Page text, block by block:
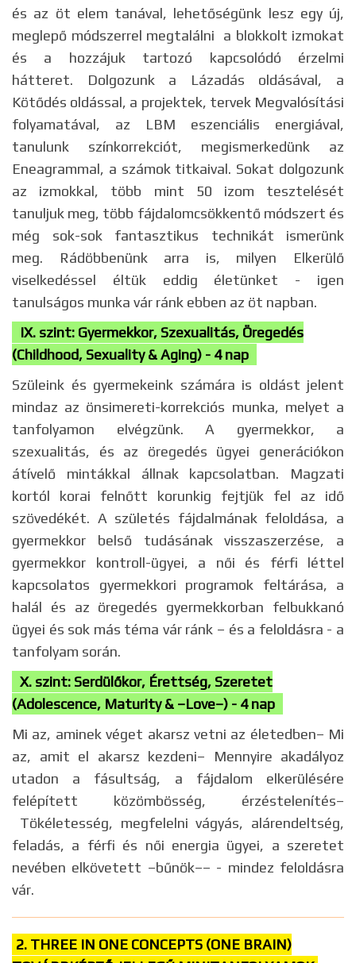
és az öt elem tanával, lehetőségünk lesz egy új,
meglepő módszerrel megtalálni a blokkolt izmokat
és a hozzájuk tartozó kapcsolódó érzelmi
hátteret. Dolgozunk a Lázadás oldásával, a
Kötődés oldással, a projektek, tervek Megvalósítási
folyamatával, az LBM eszenciális energiával,
tanulunk színkorrekciót, megismerkedünk az
Eneagrammal, a számok titkaival. Sokat dolgozunk
az izmokkal, több mint 50 izom tesztelését
tanuljuk meg, több fájdalomcsökkentő módszert és
még sok-sok fantasztikus technikát ismerünk
meg. Rádöbbenünk arra is, milyen Elkerülő
viselkedéssel éltük eddig életünket - igen
tanulságos munka vár ránk ebben az öt napban.
IX. szint: Gyermekkor, Szexualitás, Öregedés
(Childhood, Sexuality & Aging) - 4 nap
Szüleink és gyermekeink számára is oldást jelent
mindaz az önsimereti-korrekciós munka, melyet a
tanfolyamon elvégzünk. A gyermekkor, a
szexualitás, és az öregedés ügyei generációkon
átívelő mintákkal állnak kapcsolatban. Magzati
kortól korai felnőtt korunkig fejtjük fel az idő
szövedékét. A születés fájdalmának feloldása, a
gyermekkor belső tudásának visszaszerzése, a
gyermekkor kontroll-ügyei, a női és férfi léttel
kapcsolatos gyermekkori programok feltárása, a
halál és az öregedés gyermekkorban felbukkanó
ügyei és sok más téma vár ránk – és a feloldásra - a
tanfolyam során.
X. szint: Serdülőkor, Érettség, Szeretet
(Adolescence, Maturity & –Love–) - 4 nap
Mi az, aminek véget akarsz vetni az életedben– Mi
az, amit el akarsz kezdeni– Mennyire akadályoz
utadon a fásultság, a fájdalom elkerülésére
felépített közömbösség, érzéstelenítés–
Tökéletesség, megfelelni vágyás, alárendeltség,
feladás, a férfi és női energia ügyei, a szeretet
nevében elkövetett –bűnök–– - mindez feloldásra
vár.
2. THREE IN ONE CONCEPTS (ONE BRAIN)